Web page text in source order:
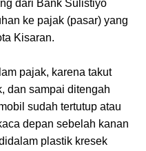
dari Bank Sulistiyo
ke pajak (pasar) yang
Kisaran.
pajak, karena takut
dan sampai ditengah
sudah tertutup atau
depan sebelah kanan
plastik kresek